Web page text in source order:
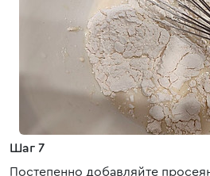
Шаг 7
Постепенно добавляйте